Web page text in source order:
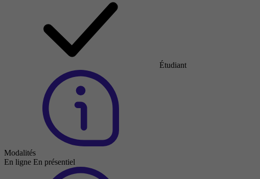
Étudiant
Modalités
En ligne En présentiel